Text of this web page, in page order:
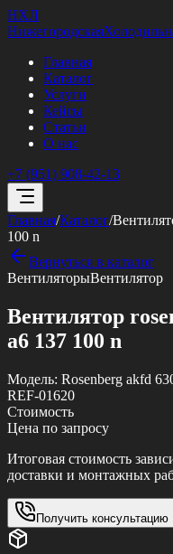
НХЛ
Нижегородская
Главная
Каталог
Услуги
Кейсы
Статьи
О нас
+7 (951) 908-42-13
Главная/Каталог/
100 n
Вернуться в каталог
ВентиляторыВентилятор
Вентилятор
a6 137 100 n
Модель: Rosenberg akfd
REF-01620
Стоимость
Цена по запросу
Итоговая стоимость
доставки и монтажных
Получить консультацию